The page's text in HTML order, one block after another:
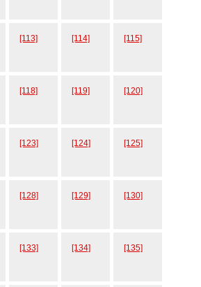
[113] [114] [115]
[118] [119] [120]
[123] [124] [125]
[128] [129] [130]
[133] [134] [135]